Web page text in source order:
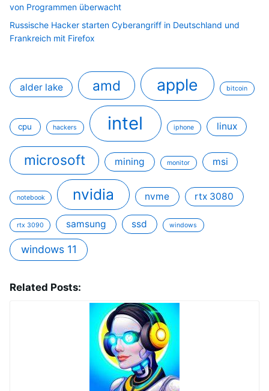
von Programmen überwacht
Russische Hacker starten Cyberangriff in Deutschland und
Frankreich mit Firefox
alder lake amd apple bitcoin
cpu hackers intel iphone linux
microsoft mining monitor msi
notebook nvidia nvme rtx 3080
rtx 3090 samsung ssd windows
windows 11
Related Posts: